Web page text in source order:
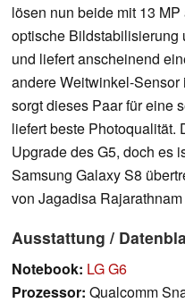
lösen nun beide mit 13
optische Bildstabilisierung
und liefert anscheinend
andere Weitwinkel-Sensor
sorgt dieses Paar für eine
liefert beste Photoqualität.
Upgrade des G5, doch es
Samsung Galaxy S8
von Jagadisa Rajarathnam
Ausstattung /
Notebook: LG G6
Prozessor: Qualcomm